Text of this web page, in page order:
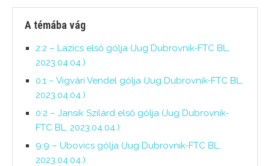
A témába vág
2:2 – Lazics első gólja (Jug Dubrovnik-FTC BL,
2023.04.04.)
0:1 – Vigvári Vendel gólja (Jug Dubrovnik-FTC BL,
2023.04.04.)
0:2 – Jansik Szilárd első gólja (Jug Dubrovnik-
FTC BL, 2023.04.04.)
9:9 – Ubovics gólja (Jug Dubrovnik-FTC BL,
2023.04.04.)